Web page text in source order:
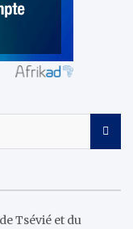
Tsévié et du